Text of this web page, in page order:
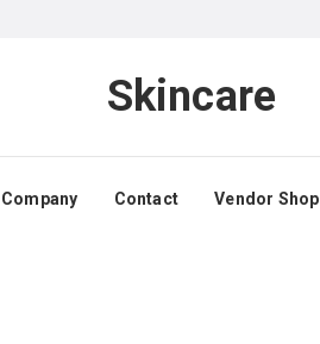
Skincare
Company Contact Vendor Shop